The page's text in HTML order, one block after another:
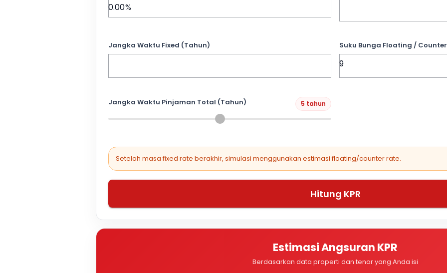
Jangka Waktu Fixed (Tahun) Suku Bunga Floating /
Jangka Waktu Pinjaman Total (Tahun) 5 tahun
Setelah masa fixed rate berakhir, simulasi menggunakan estimasi floating/counter rate.
Hitung KPR
Estimasi Angsuran KPR
Berdasarkan data properti dan tenor yang Anda isi